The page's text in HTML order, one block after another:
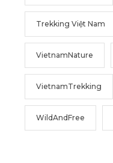
Trekking Việt Nam
VietnamNature
VietnamTrekking
WildAndFree